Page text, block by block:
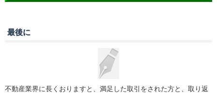
最後に
不動産業界に長くおりますと、満足した取引をされた方と、取り返